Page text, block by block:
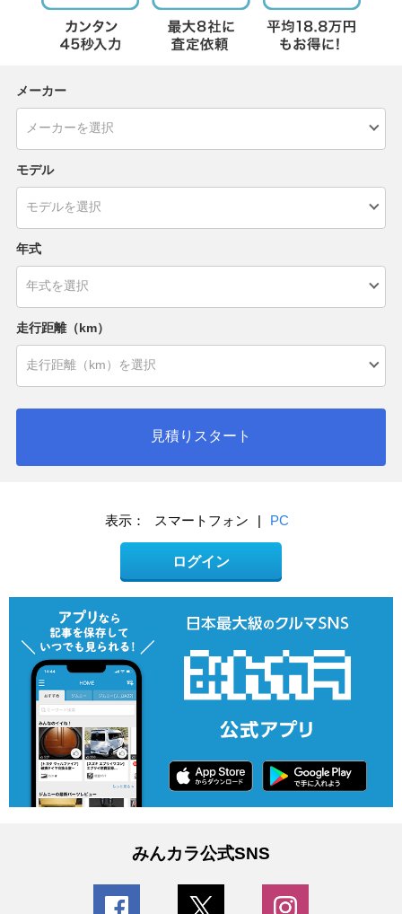
メーカー
モデル
年式
走行距離（km）
見積りスタート
表示： スマートフォン | PC
ログイン
みんカラ公式SNS